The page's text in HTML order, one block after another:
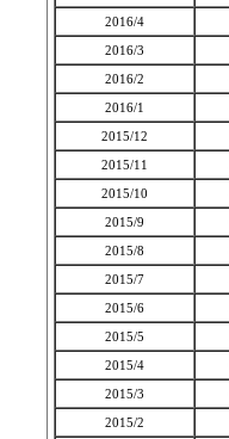
2016/4
2016/3
2016/2
2016/1
2015/12
2015/11
2015/10
2015/9
2015/8
2015/7
2015/6
2015/5
2015/4
2015/3
2015/2